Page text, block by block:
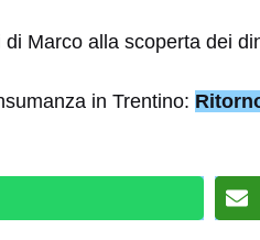
Marco alla scoperta dei
in Trentino: